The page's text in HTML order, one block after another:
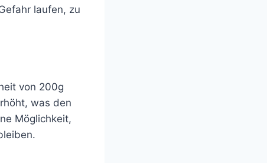
laufen, zu
von 200g
was den
Möglichkeit,